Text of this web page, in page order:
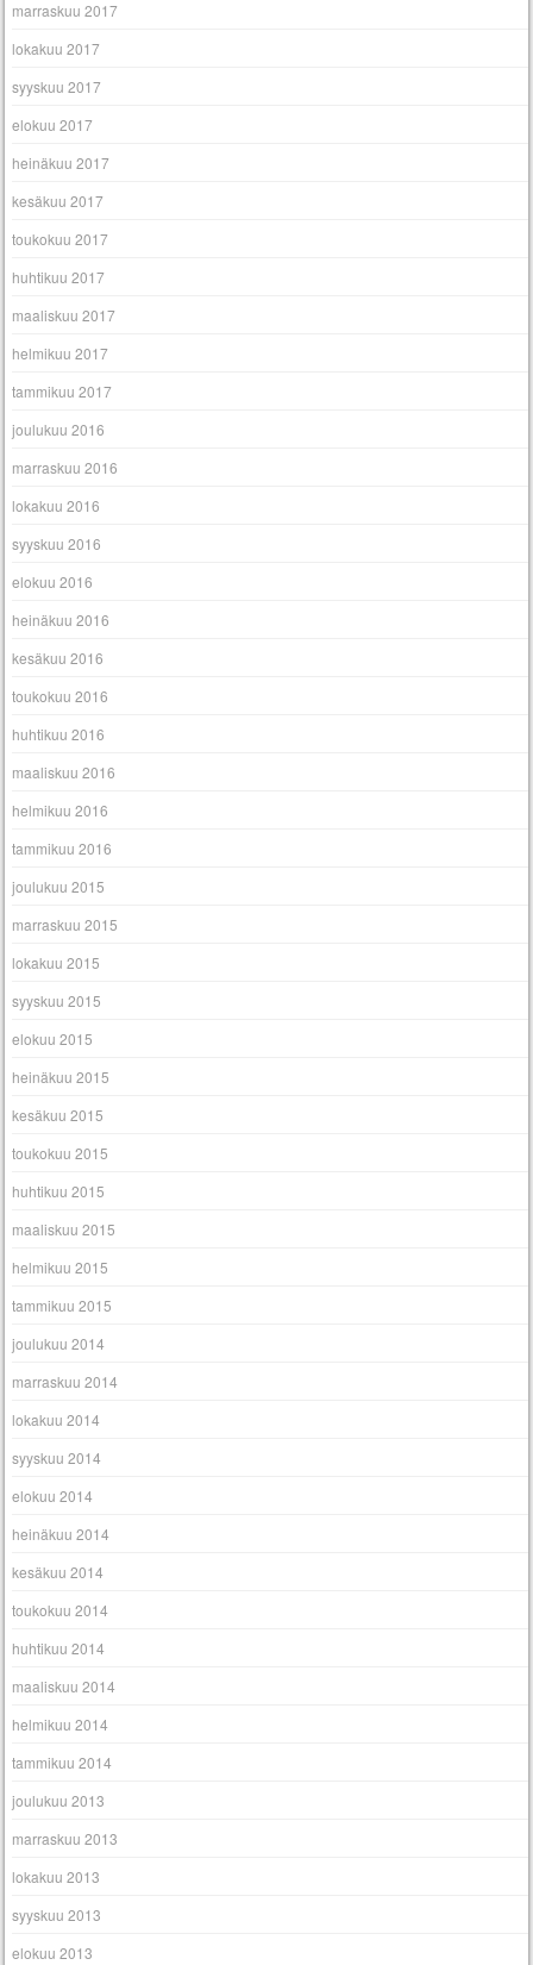
marraskuu 2017
lokakuu 2017
syyskuu 2017
elokuu 2017
heinäkuu 2017
kesäkuu 2017
toukokuu 2017
huhtikuu 2017
maaliskuu 2017
helmikuu 2017
tammikuu 2017
joulukuu 2016
marraskuu 2016
lokakuu 2016
syyskuu 2016
elokuu 2016
heinäkuu 2016
kesäkuu 2016
toukokuu 2016
huhtikuu 2016
maaliskuu 2016
helmikuu 2016
tammikuu 2016
joulukuu 2015
marraskuu 2015
lokakuu 2015
syyskuu 2015
elokuu 2015
heinäkuu 2015
kesäkuu 2015
toukokuu 2015
huhtikuu 2015
maaliskuu 2015
helmikuu 2015
tammikuu 2015
joulukuu 2014
marraskuu 2014
lokakuu 2014
syyskuu 2014
elokuu 2014
heinäkuu 2014
kesäkuu 2014
toukokuu 2014
huhtikuu 2014
maaliskuu 2014
helmikuu 2014
tammikuu 2014
joulukuu 2013
marraskuu 2013
lokakuu 2013
syyskuu 2013
elokuu 2013